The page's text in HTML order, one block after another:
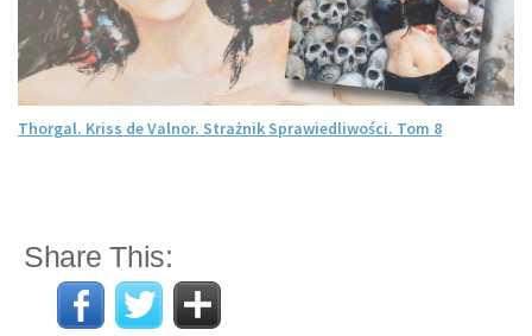
Thorgal. Kriss de Valnor. Strażnik Sprawiedliwości. Tom 8
Share This: